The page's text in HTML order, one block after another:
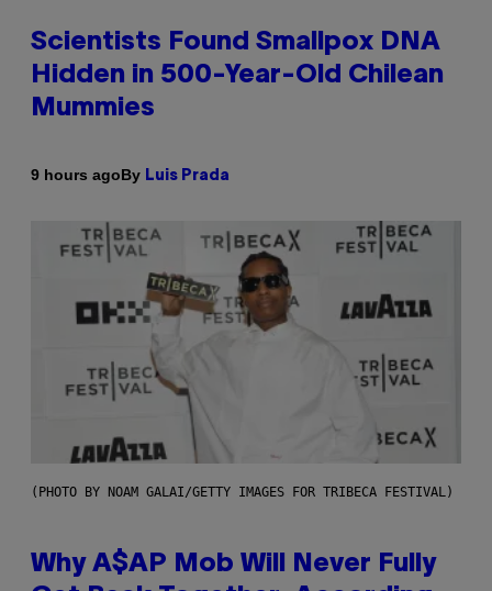
Scientists Found Smallpox DNA
Hidden in 500-Year-Old Chilean
Mummies
9 hours agoBy Luis Prada
(PHOTO BY NOAM GALAI/GETTY IMAGES FOR TRIBECA FESTIVAL)
Why A$AP Mob Will Never Fully